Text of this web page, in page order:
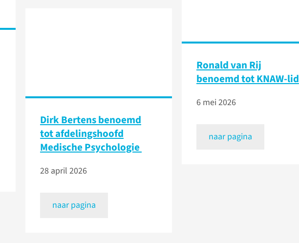
Ronald van Rij
benoemd tot KNAW-lid
6 mei 2026
naar pagina
Dirk Bertens benoemd
tot afdelingshoofd
Medische Psychologie
28 april 2026
naar pagina